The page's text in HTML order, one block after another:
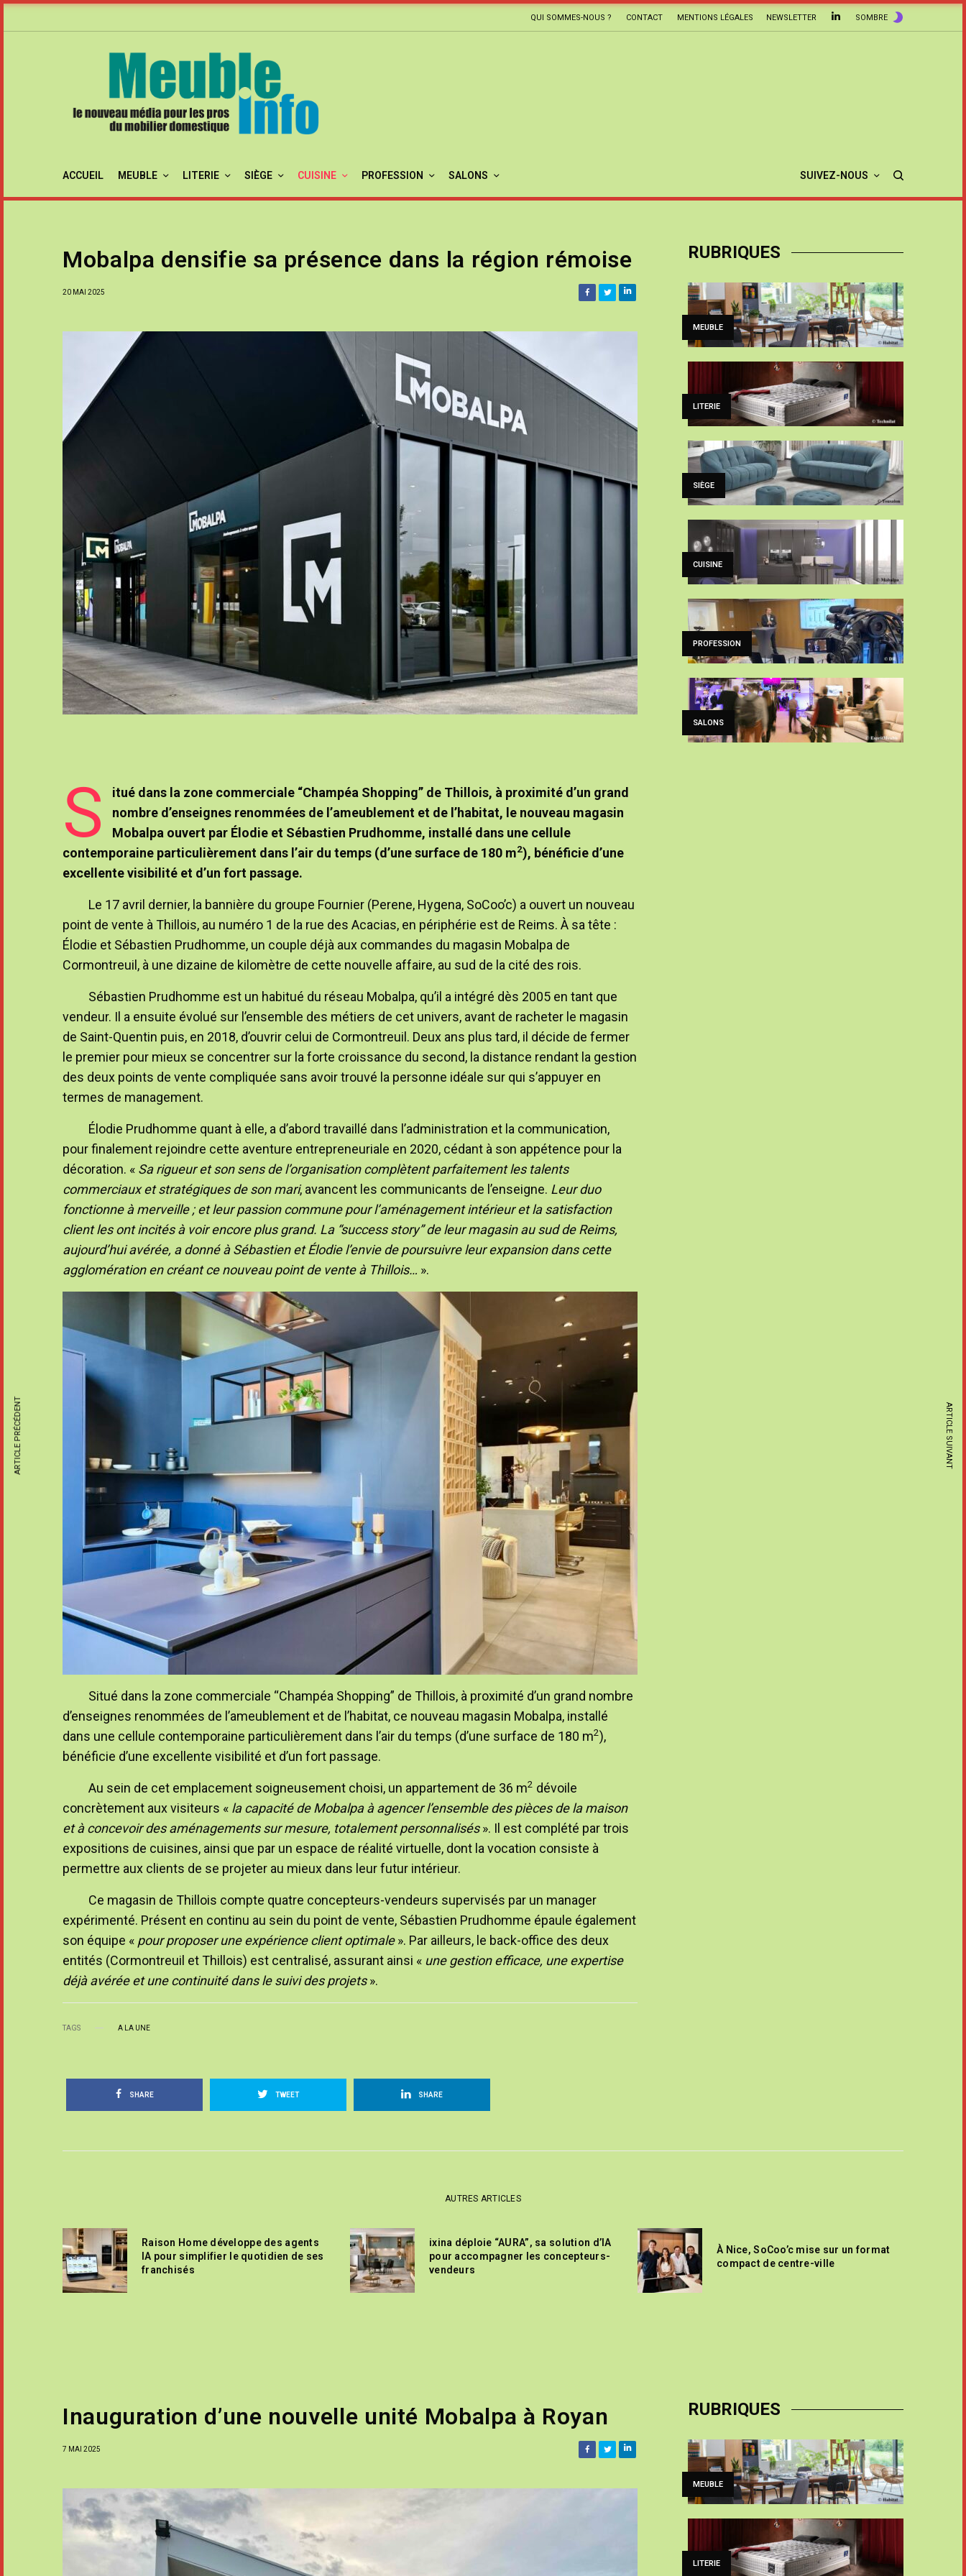
QUI SOMMES-NOUS ? CONTACT MENTIONS LÉGALES NEWSLETTER SOMBRE
ACCUEIL MEUBLE LITERIE SIÈGE CUISINE PROFESSION SALONS SUIVEZ-NOUS
Mobalpa densifie sa présence dans la région rémoise
20 MAI 2025
S
itué dans la zone commerciale “Champéa Shopping” de Thillois, à proximité d’un grand
nombre d’enseignes renommées de l’ameublement et de l’habitat, le nouveau magasin
Mobalpa ouvert par Élodie et Sébastien Prudhomme, installé dans une cellule
contemporaine particulièrement dans l’air du temps (d’une surface de 180 m2), bénéficie d’une
excellente visibilité et d’un fort passage.
Le 17 avril dernier, la bannière du groupe Fournier (Perene, Hygena, SoCoo’c) a ouvert un nouveau
point de vente à Thillois, au numéro 1 de la rue des Acacias, en périphérie est de Reims. À sa tête :
Élodie et Sébastien Prudhomme, un couple déjà aux commandes du magasin Mobalpa de
Cormontreuil, à une dizaine de kilomètre de cette nouvelle affaire, au sud de la cité des rois.
Sébastien Prudhomme est un habitué du réseau Mobalpa, qu’il a intégré dès 2005 en tant que
vendeur. Il a ensuite évolué sur l’ensemble des métiers de cet univers, avant de racheter le magasin
de Saint-Quentin puis, en 2018, d’ouvrir celui de Cormontreuil. Deux ans plus tard, il décide de fermer
le premier pour mieux se concentrer sur la forte croissance du second, la distance rendant la gestion
des deux points de vente compliquée sans avoir trouvé la personne idéale sur qui s’appuyer en
termes de management.
Élodie Prudhomme quant à elle, a d’abord travaillé dans l’administration et la communication,
pour finalement rejoindre cette aventure entrepreneuriale en 2020, cédant à son appétence pour la
décoration. « Sa rigueur et son sens de l’organisation complètent parfaitement les talents
commerciaux et stratégiques de son mari, avancent les communicants de l’enseigne. Leur duo
fonctionne à merveille ; et leur passion commune pour l’aménagement intérieur et la satisfaction
client les ont incités à voir encore plus grand. La “success story” de leur magasin au sud de Reims,
aujourd’hui avérée, a donné à Sébastien et Élodie l’envie de poursuivre leur expansion dans cette
agglomération en créant ce nouveau point de vente à Thillois… ».
Situé dans la zone commerciale “Champéa Shopping” de Thillois, à proximité d’un grand nombre
d’enseignes renommées de l’ameublement et de l’habitat, ce nouveau magasin Mobalpa, installé
dans une cellule contemporaine particulièrement dans l’air du temps (d’une surface de 180 m2),
bénéficie d’une excellente visibilité et d’un fort passage.
Au sein de cet emplacement soigneusement choisi, un appartement de 36 m2 dévoile
concrètement aux visiteurs « la capacité de Mobalpa à agencer l’ensemble des pièces de la maison
et à concevoir des aménagements sur mesure, totalement personnalisés». Il est complété par trois
expositions de cuisines, ainsi que par un espace de réalité virtuelle, dont la vocation consiste à
permettre aux clients de se projeter au mieux dans leur futur intérieur.
Ce magasin de Thillois compte quatre concepteurs-vendeurs supervisés par un manager
expérimenté. Présent en continu au sein du point de vente, Sébastien Prudhomme épaule également
son équipe « pour proposer une expérience client optimale». Par ailleurs, le back-office des deux
entités (Cormontreuil et Thillois) est centralisé, assurant ainsi « une gestion efficace, une expertise
déjà avérée et une continuité dans le suivi des projets».
TAGS A LA UNE
SHARE TWEET SHARE
RUBRIQUES
MEUBLE
LITERIE
SIÈGE
CUISINE
PROFESSION
SALONS
ARTICLE PRÉCÉDENT ARTICLE SUIVANT
AUTRES ARTICLES
Raison Home développe des agents
IA pour simplifier le quotidien de ses
franchisés
ixina déploie “AURA”, sa solution d’IA
pour accompagner les concepteurs-
vendeurs
À Nice, SoCoo’c mise sur un format
compact de centre-ville
Inauguration d’une nouvelle unité Mobalpa à Royan
7 MAI 2025
RUBRIQUES
MEUBLE
LITERIE